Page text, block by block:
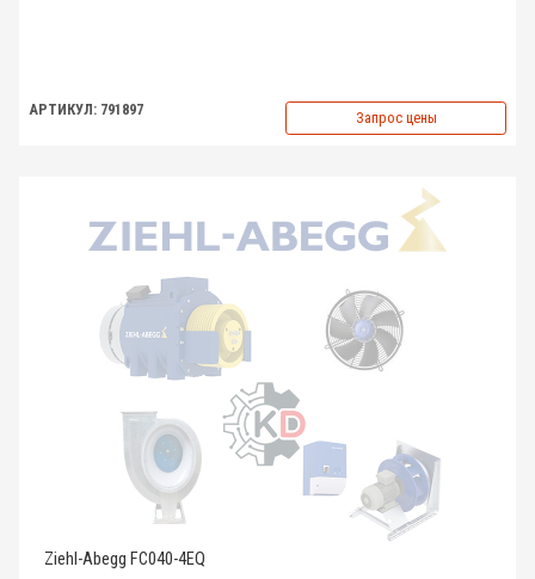
АРТИКУЛ: 791897 Запрос цены
Ziehl-Abegg FC040-4EQ